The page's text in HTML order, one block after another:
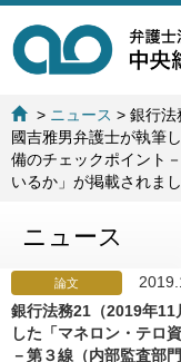
> ニュース >銀行法
國吉雅男弁護士が執筆
備のチェックポイント
いるか」が掲載されまし
ニュース
論文
銀行法務21（2019年
した「マネロン・テロ
－第３線（内部監査部